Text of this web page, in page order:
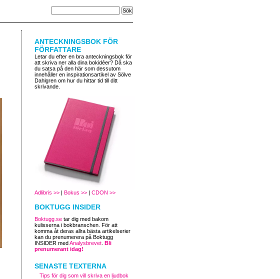
ANTECKNINGSBOK FÖR
FÖRFATTARE
Letar du efter en bra anteckningsbok för
att skriva ner alla dina bokidéer? Då ska
du satsa på den här som dessutom
innehåller en inspirationsartikel av Sölve
Dahlgren om hur du hittar tid till ditt
skrivande.
Adlibris >> | Bokus >> | CDON >>
BOKTUGG INSIDER
Boktugg.se tar dig med bakom
kulisserna i bokbranschen. För att
komma åt deras allra bästa artikelserier
kan du prenumerera på Boktugg
INSIDER medAnalysbrevet Bli
prenumerant idag!
SENASTE TEXTERNA
Tips för dig som vill skriva en ljudbok